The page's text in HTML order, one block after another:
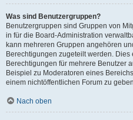
Was sind Benutzergruppen?
Benutzergruppen sind Gruppen von
in für die Board-Administration
kann mehreren Gruppen angehören
Berechtigungen zugeteilt werden.
Berechtigungen für mehrere Benutzer
Beispiel zu Moderatoren eines
einem nichtöffentlichen Forum zu
Nach oben